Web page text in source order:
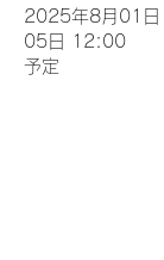
2025年8月01
05日 12:00
予定